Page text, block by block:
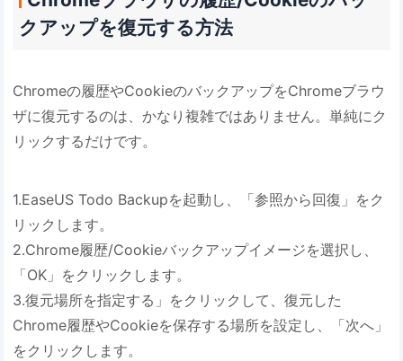
クアップを復元する方法
Chromeの履歴やCookieのバックアップをChromeブラウ
ザに復元するのは、かなり複雑ではありません。単純にク
リックするだけです。
1.EaseUS Todo Backupを起動し、「参照から回復」をク
リックします。
2.Chrome履歴/Cookieバックアップイメージを選択し、
「OK」をクリックします。
3.復元場所を指定する」をクリックして、復元した
Chrome履歴やCookieを保存する場所を設定し、「次へ」
をクリックします。